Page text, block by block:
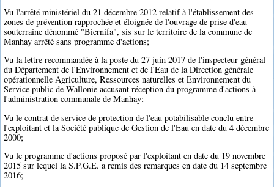
Vu l'arrêté ministériel du 21 décembre 2012 relatif à l'établissement des
zones de prévention rapprochée et éloignée de l'ouvrage de prise d'eau
souterraine dénommé "Biernifa", sis sur le territoire de la commune de
Manhay arrêté sans programme d'actions;
Vu la lettre recommandée à la poste du 27 juin 2017 de l'inspecteur général
du Département de l'Environnement et de l'Eau de la Direction générale
opérationnelle Agriculture, Ressources naturelles et Environnement du
Service public de Wallonie accusant réception du programme d'actions à
l'administration communale de Manhay;
Vu le contrat de service de protection de l'eau potabilisable conclu entre
l'exploitant et la Société publique de Gestion de l'Eau en date du 4 décembre
2000;
Vu le programme d'actions proposé par l'exploitant en date du 19 novembre
2015 sur lequel la S.P.G.E. a remis des remarques en date du 14 septembre
2016;